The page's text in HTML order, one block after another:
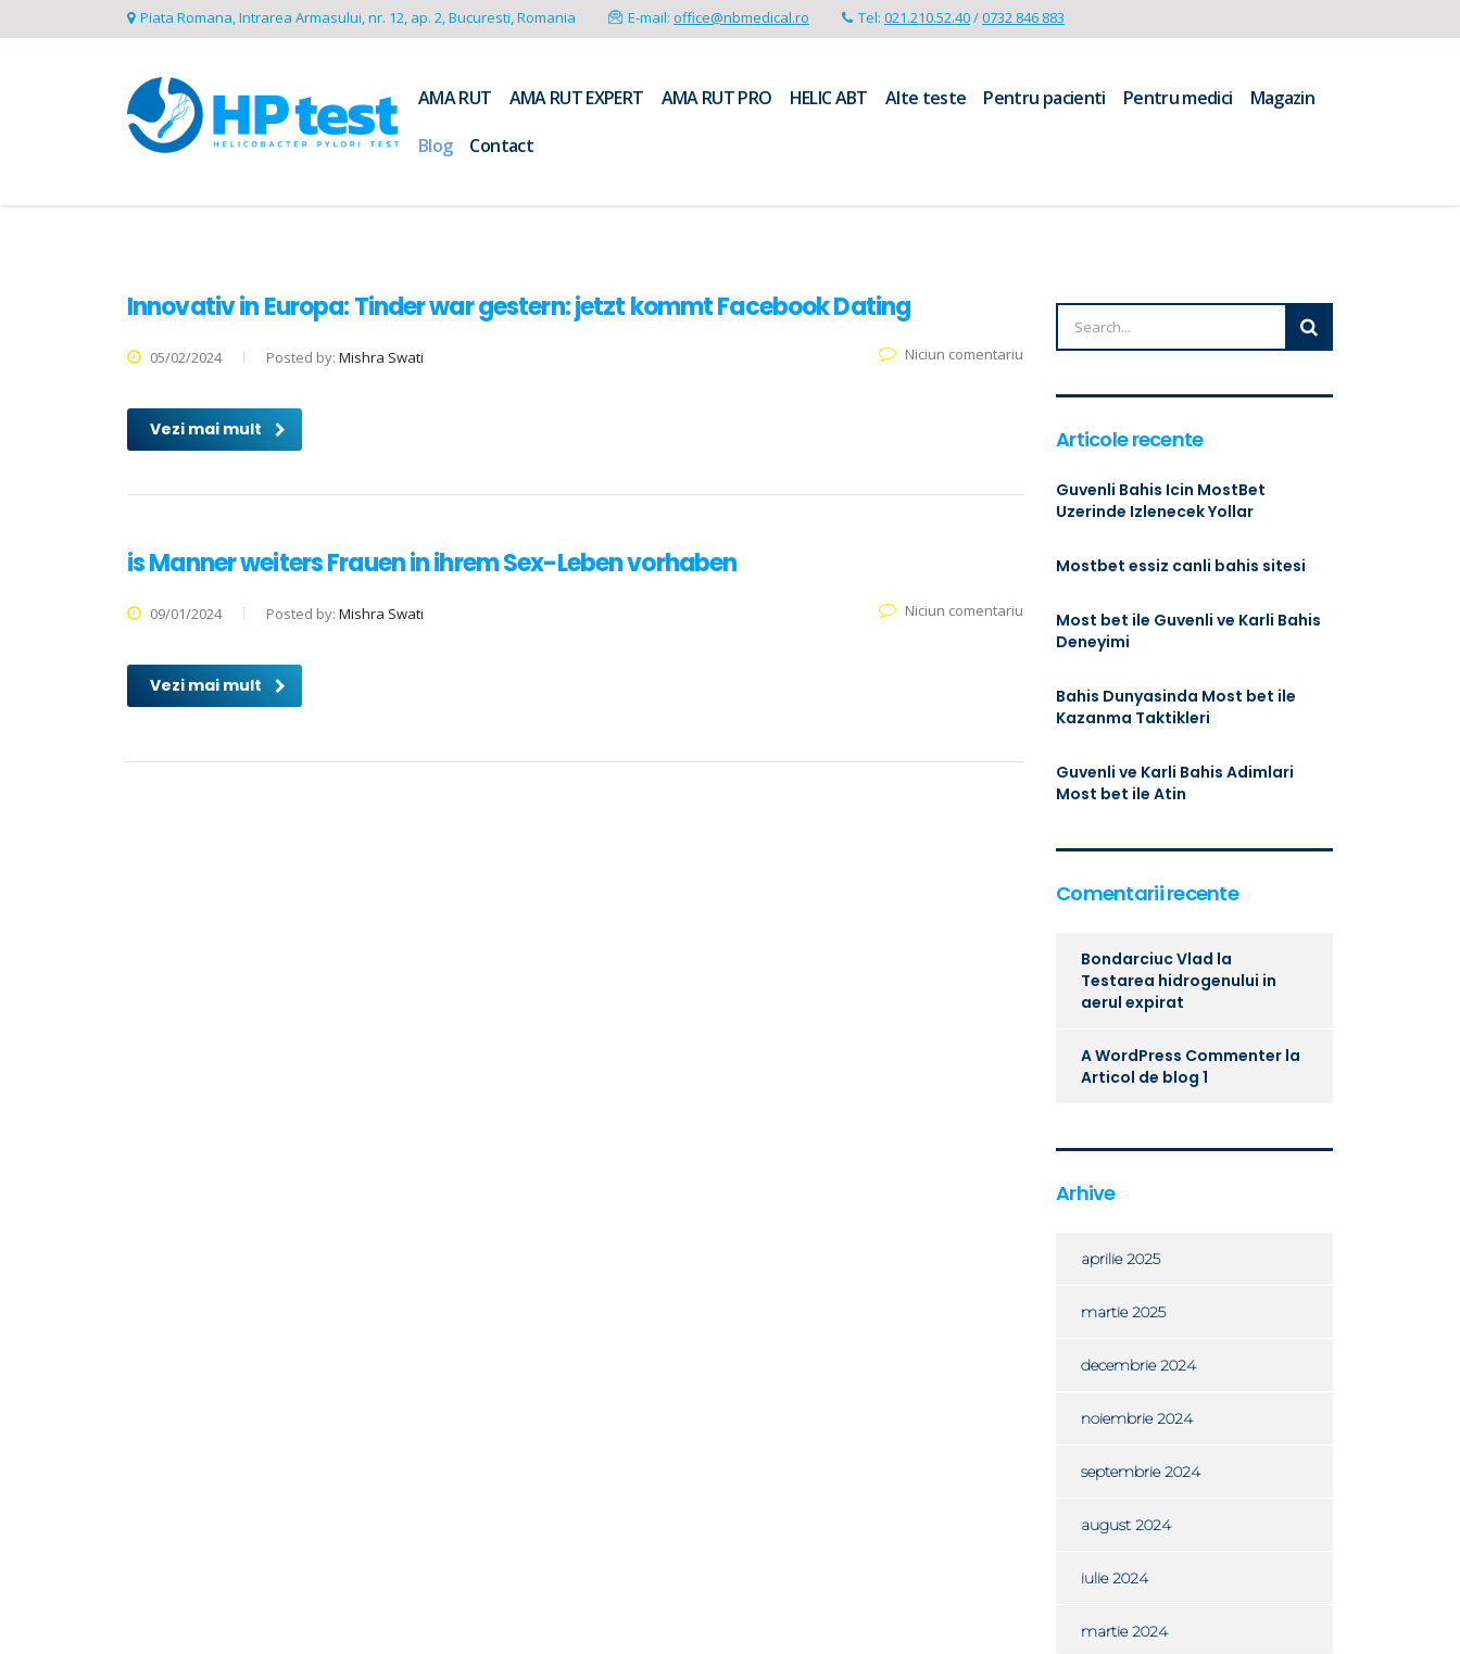
Piata Romana, Intrarea Armasului, nr. 12, ap. 2, Bucuresti, Romania E-mail: office@nbmedical.ro Tel: 021.210.52.40/0732 846 883
AMA RUT AMA RUT EXPERT AMA RUT PRO HELIC ABT Alte teste Pentru pacienti Pentru medici
Magazin
Blog
Contact
Innovativ in Europa: Tinder war gestern: jetzt kommt Facebook Dating
05/02/2024 Posted by: Mishra Swati Niciun comentariu
Vezi mai mult
is Manner weiters Frauen in ihrem Sex-Leben vorhaben
09/01/2024 Posted by: Mishra Swati Niciun comentariu
Vezi mai mult
Articole recente
Guvenli Bahis Icin MostBet
Uzerinde Izlenecek Yollar
Mostbet essiz canli bahis sitesi
Most bet ile Guvenli ve Karli Bahis
Deneyimi
Bahis Dunyasinda Most bet ile
Kazanma Taktikleri
Guvenli ve Karli Bahis Adimlari
Most bet ile Atin
Comentarii recente
Bondarciuc Vlad la
Testarea hidrogenului in
aerul expirat
A WordPress Commenter la
Articol de blog 1
Arhive
aprilie 2025
martie 2025
decembrie 2024
noiembrie 2024
septembrie 2024
august 2024
iulie 2024
martie 2024